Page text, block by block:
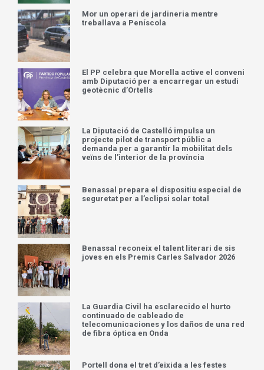
Mor un operari de jardineria mentre
treballava a Peníscola
El PP celebra que Morella active el conveni
amb Diputació per a encarregar un estudi
geotècnic d’Ortells
La Diputació de Castelló impulsa un
projecte pilot de transport públic a
demanda per a garantir la mobilitat dels
veïns de l’interior de la província
Benassal prepara el dispositiu especial de
seguretat per a l’eclipsi solar total
Benassal reconeix el talent literari de sis
joves en els Premis Carles Salvador 2026
La Guardia Civil ha esclarecido el hurto
continuado de cableado de
telecomunicaciones y los daños de una red
de fibra óptica en Onda
Portell dona el tret d’eixida a les festes